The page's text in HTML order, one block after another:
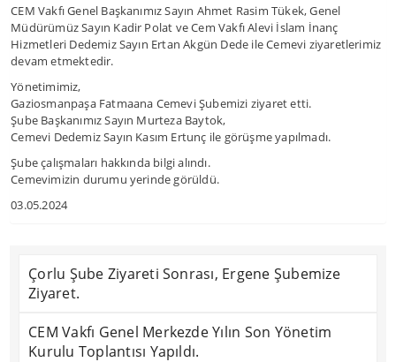
CEM Vakfı Genel Başkanımız Sayın Ahmet Rasim Tükek, Genel
Müdürümüz Sayın Kadir Polat ve Cem Vakfı Alevi İslam İnanç
Hizmetleri Dedemiz Sayın Ertan Akgün Dede ile Cemevi ziyaretlerimiz
devam etmektedir.
Yönetimimiz,
Gaziosmanpaşa Fatmaana Cemevi Şubemizi ziyaret etti.
Şube Başkanımız Sayın Murteza Baytok,
Cemevi Dedemiz Sayın Kasım Ertunç ile görüşme yapılmadı.
Şube çalışmaları hakkında bilgi alındı.
Cemevimizin durumu yerinde görüldü.
03.05.2024
Çorlu Şube Ziyareti Sonrası, Ergene Şubemize
Ziyaret.
CEM Vakfı Genel Merkezde Yılın Son Yönetim
Kurulu Toplantısı Yapıldı.